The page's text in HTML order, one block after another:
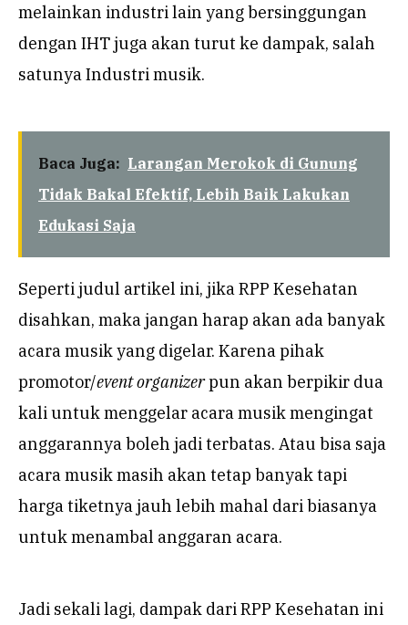
melainkan industri lain yang bersinggungan
dengan IHT juga akan turut ke dampak, salah
satunya Industri musik.
Baca Juga: Larangan Merokok di Gunung
Tidak Bakal Efektif, Lebih Baik Lakukan
Edukasi Saja
Seperti judul artikel ini, jika RPP Kesehatan
disahkan, maka jangan harap akan ada banyak
acara musik yang digelar. Karena pihak
promotor/event organizerpun akan berpikir dua
kali untuk menggelar acara musik mengingat
anggarannya boleh jadi terbatas. Atau bisa saja
acara musik masih akan tetap banyak tapi
harga tiketnya jauh lebih mahal dari biasanya
untuk menambal anggaran acara.
Jadi sekali lagi, dampak dari RPP Kesehatan ini